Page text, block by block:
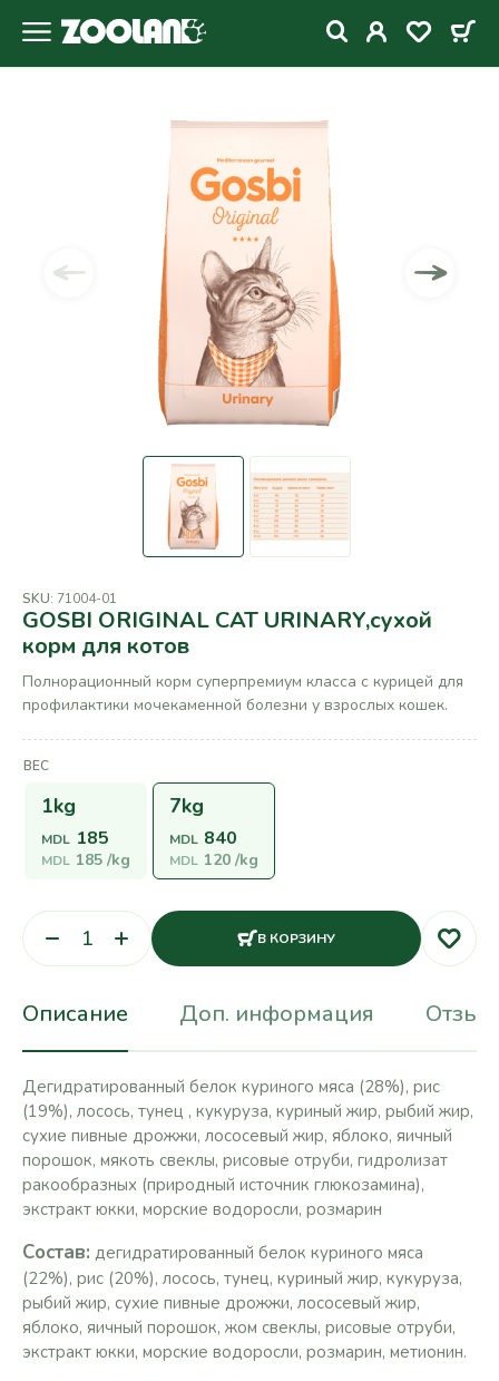
SKU: 71004-01
GOSBI ORIGINAL CAT URINARY,сухой
корм для котов
Полнорационный корм суперпремиум класса с курицей для
профилактики мочекаменной болезни у взрослых кошек.
ВЕС
1kg
MDL 185
MDL 185/kg
7kg
MDL 840
MDL 120/kg
В КОРЗИНУ
Описание Доп. информация
Дегидратированный белок куриного мяса (28%), рис
(19%), лосось, тунец , кукуруза, куриный жир, рыбий жир,
сухие пивные дрожжи, лососевый жир, яблоко, яичный
порошок, мякоть свеклы, рисовые отруби, гидролизат
ракообразных (природный источник глюкозамина),
экстракт юкки, морские водоросли, розмарин
Состав: дегидратированный белок куриного мяса
(22%), рис (20%), лосось, тунец, куриный жир, кукуруза,
рыбий жир, сухие пивные дрожжи, лососевый жир,
яблоко, яичный порошок, жом свеклы, рисовые отруби,
экстракт юкки, морские водоросли, розмарин, метионин.